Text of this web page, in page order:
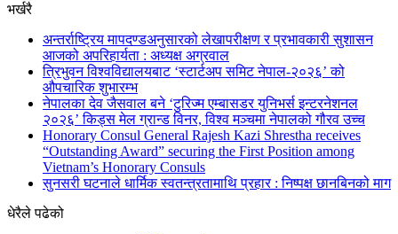
भर्खरै
अन्तर्राष्ट्रिय मापदण्डअनुसारको लेखापरीक्षण र प्रभावकारी सुशासन
आजको अपरिहार्यता : अध्यक्ष अग्रवाल
त्रिभुवन विश्वविद्यालयबाट ‘स्टार्टअप समिट नेपाल-२०२६’ को
औपचारिक शुभारम्भ
नेपालका देव जैसवाल बने ‘टुरिज्म एम्बासडर युनिभर्स इन्टरनेशनल
२०२६’ किड्स मेल ग्रान्ड विनर, विश्व मञ्चमा नेपालको गौरव उच्च
Honorary Consul General Rajesh Kazi Shrestha receives
“Outstanding Award” securing the First Position among
Vietnam’s Honorary Consuls
सुनसरी घटनाले धार्मिक स्वतन्त्रतामाथि प्रहार : निष्पक्ष छानबिनको माग
धेरैले पढेको